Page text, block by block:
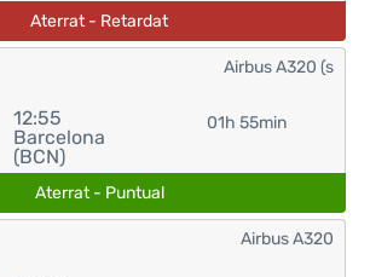
Aterrat - Retardat
12:55
Barcelona
(BCN)
01h 55min
Airbus A320 (s
Aterrat - Puntual
Airbus A320